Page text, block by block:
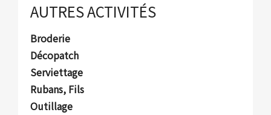
AUTRES ACTIVITÉS
Broderie
Décopatch
Serviettage
Rubans, Fils
Outillage